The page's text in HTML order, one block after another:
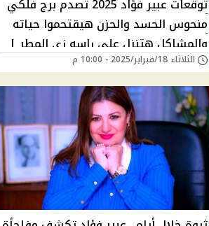
توقعات عبير فؤاد 2025 تصدم برج فلكي
منحوس الحسد والحزن هيقتحموا حياته
والمشاكل هتنزل علي راسه زي المطر |
هل هو برجك؟
الثلاثاء 18/فبراير/2025 - 10:00 م